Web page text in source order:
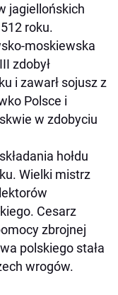
jagiellońskich
roku.
moskiewska
zdobył
i zawarł sojusz z
Polsce i
w zdobyciu
hołdu
Wielki mistrz
Cesarz
zbrojnej
polskiego stała
wrogów.